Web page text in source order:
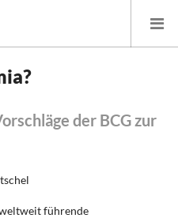
Finanzpolitik
der BCG zur
führende